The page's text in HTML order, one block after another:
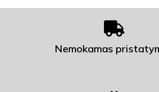
Nemokamas